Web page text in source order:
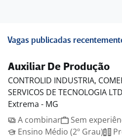
Vagas publicadas
Auxiliar De Produção
CONTROLID INDUSTRIA,
SERVICOS DE TECNOLOGIA
Extrema - MG
A combinar
Sem
Ensino Médio (2º Grau)